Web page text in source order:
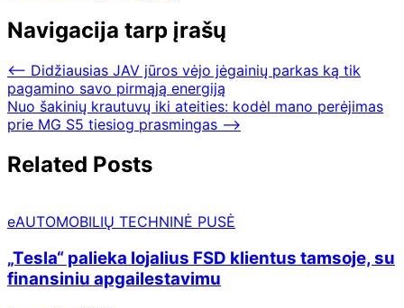
Navigacija tarp įrašų
⟵ Didžiausias JAV jūros vėjo jėgainių parkas ką tik
pagamino savo pirmąją energiją
Nuo šakinių krautuvų iki ateities: kodėl mano perėjimas
prie MG S5 tiesiog prasmingas ⟶
Related Posts
eAUTOMOBILIŲ TECHNINĖ PUSĖ
„Tesla“ palieka lojalius FSD klientus tamsoje, su
finansiniu apgailestavimu